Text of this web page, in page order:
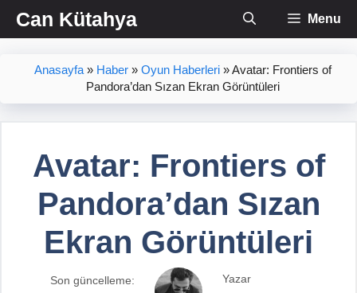
İçeriğe
atlaCan Kütahya Menu
Anasayfa» Haber» Oyun Haberleri»Avatar: Frontiers of
Pandora’dan Sızan Ekran Görüntüleri
Avatar: Frontiers of
Pandora’dan Sızan
Ekran Görüntüleri
Son güncelleme: Yazar